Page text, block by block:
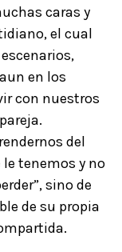
caras y
el cual
en los
con nuestros
del
tenemos y no
sino de
de su propia